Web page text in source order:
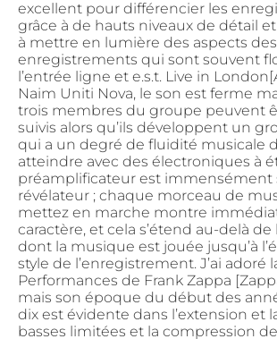
excellent pour différencier les
grâce à de hauts niveaux de détail
à mettre en lumière des aspects des
enregistrements qui sont souvent
l’entrée ligne et e.s.t. Live in
Naim Uniti Nova, le son est ferme
trois membres du groupe peuvent
suivis alors qu’ils développent un
qui a un degré de fluidité musicale
atteindre avec des électroniques à
préamplificateur est immensément
révélateur ; chaque morceau de
mettez en marche montre
caractère, et cela s’étend au-delà
dont la musique est jouée jusqu’à
style de l’enregistrement. J’ai adoré
Performances de Frank Zappa
mais son époque du début des
dix est évidente dans l’extension et
basses limitées et la compression